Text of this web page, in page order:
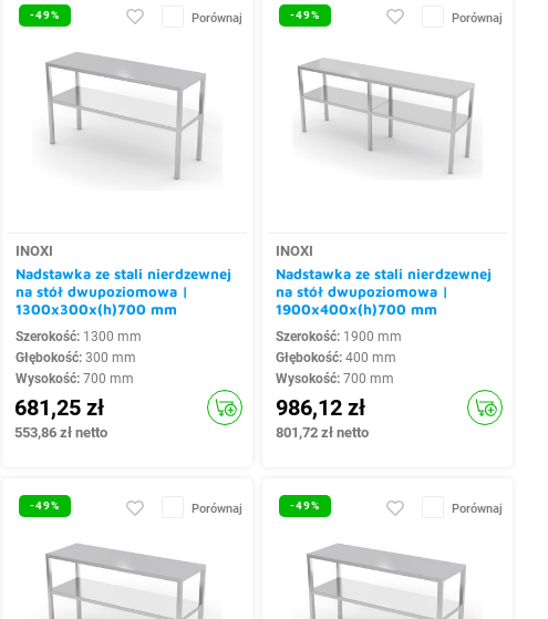
-49% Porównaj
INOXI
Nadstawka ze stali nierdzewnej
na stół dwupoziomowa |
1300x300x(h)700 mm
Szerokość: 1300 mm
Głębokość: 300 mm
Wysokość: 700 mm
681,25 zł
553,86 zł netto
-49% Porównaj
INOXI
Nadstawka ze stali nierdzewnej
na stół dwupoziomowa |
1900x400x(h)700 mm
Szerokość: 1900 mm
Głębokość: 400 mm
Wysokość: 700 mm
986,12 zł
801,72 zł netto
-49% Porównaj -49% Porównaj